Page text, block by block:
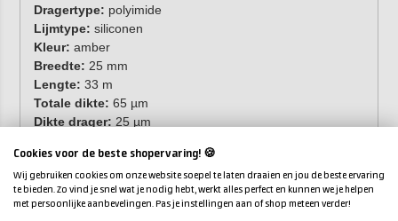
Dragertype: polyimide
Lijmtype: siliconen
Kleur: amber
Breedte: 25 mm
Lengte: 33 m
Totale dikte: 65 µm
Dikte drager: 25 µm
Rek:45-50%
Isolatieklasse:H
Maximale gebruikstemperatuur:400°C
Cookies voor de beste shopervaring! 🍪
Wij gebruiken cookies om onze website soepel te laten draaien en jou de beste ervaring
te bieden. Zo vind je snel wat je nodig hebt, werkt alles perfect en kunnen we je helpen
met persoonlijke aanbevelingen. Pas je instellingen aan of shop meteen verder!